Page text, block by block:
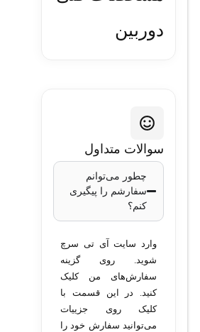
دوربین
2AE4225TI-D
مدل : DS-
2AE4225TI-D
رزولوشن تصویر
نوع سنسور
: 1/2.8
اینچ Progressive
Scan CMOS
سوالات متداول
چطور می‌توانم
سفارشم را پیگیری
کنم؟
وارد سایت آی تی سرچ
شوید. روی گزینه
سفارش‌های من کلیک
کنید. در این قسمت با
کلیک روی جزییات
می‌توانید سفارش خود را